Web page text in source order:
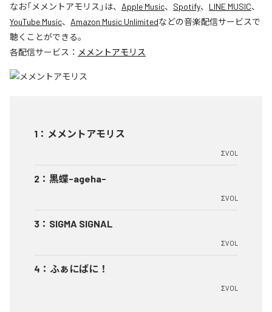
なお「メメントアモリス 」は、 Apple Music、 Spotify、 LINE MUSIC、
YouTube Music、 Amazon Music Unlimitedなどの音楽配信サービスで
聴くことができる。
各配信サービス： メメントアモリス
1 ： メメントアモリス
ΣVOL
2 ： 黒蝶-ageha-
ΣVOL
3 ： SIGMA SIGNAL
ΣVOL
4 ： ふぁにばに！
ΣVOL